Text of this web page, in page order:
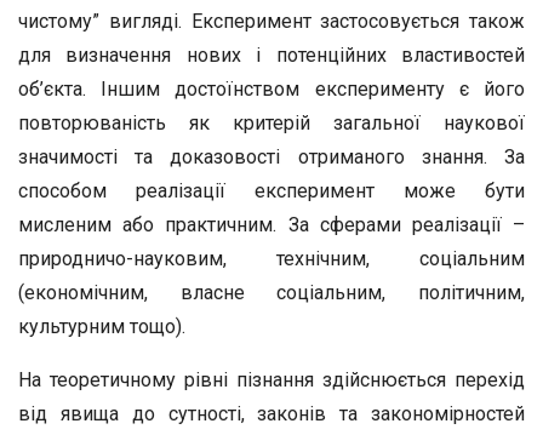
чистому” вигляді. Експеримент застосовується також
для визначення нових і потенційних властивостей
об’єкта. Іншим достоїнством експерименту є його
повторюваність як критерій загальної наукової
значимості та доказовості отриманого знання. За
способом реалізації експеримент може бути
мисленим або практичним. За сферами реалізації –
природничо-науковим, технічним, соціальним
(економічним, власне соціальним, політичним,
культурним тощо).
На теоретичному рівні пізнання здійснюється перехід
від явища до сутності, законів та закономірностей